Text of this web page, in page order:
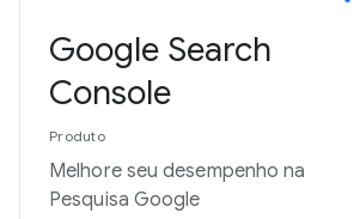
Google Search
Console
Produto
Melhore seu desempenho na
Pesquisa Google